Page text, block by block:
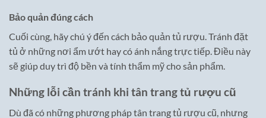
Bảo quản đúng cách
Cuối cùng, hãy chú ý đến cách bảo quản tủ rượu. Tránh đặt
tủ ở những nơi ẩm ướt hay có ánh nắng trực tiếp. Điều này
sẽ giúp duy trì độ bền và tính thẩm mỹ cho sản phẩm.
Những lỗi cần tránh khi tân trang tủ rượu cũ
Dù đã có những phương pháp tân trang tủ rượu cũ, nhưng